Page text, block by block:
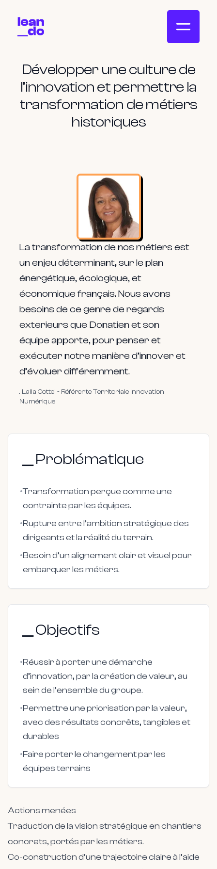
Développer une culture de
l’innovation et permettre la
transformation de métiers
historiques
La transformation de nos métiers est
un enjeu déterminant, sur le plan
énergétique, écologique, et
économique français. Nous avons
besoins de ce genre de regards
exterieurs que Donatien et son
équipe apporte, pour penser et
exécuter notre manière d’innover et
d’évoluer différemment.
, Laila Cottel - Référente Territoriale Innovation
Numérique
＿Problématique
•Transformation perçue comme une
contrainte par les équipes.
•Rupture entre l’ambition stratégique des
dirigeants et la réalité du terrain.
•Besoin d’un alignement clair et visuel pour
embarquer les métiers.
＿Objectifs
•Réussir à porter une démarche
d’innovation, par la création de valeur, au
sein de l’ensemble du groupe.
•Permettre une priorisation par la valeur,
avec des résultats concrêts, tangibles et
durables
•Faire porter le changement par les
équipes terrains
Actions menées
Traduction de la vision stratégique en chantiers
concrets, portés par les métiers.
Co-construction d’une trajectoire claire à l’aide